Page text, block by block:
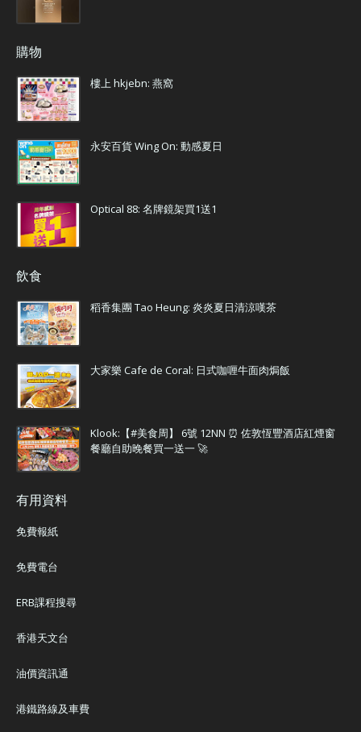
購物
樓上 hkjebn: 燕窩
永安百貨 Wing On: 動感夏日
Optical 88: 名牌鏡架買1送1
飲食
稻香集團 Tao Heung: 炎炎夏日清涼嘆茶
大家樂 Cafe de Coral: 日式咖喱牛面肉焗飯
Klook:【#美食周】 6號 12NN ⏰ 佐敦恆豐酒店紅煙窗
餐廳自助晚餐買一送一 🚀
有用資料
免費報紙
免費電台
ERB課程搜尋
香港天文台
油價資訊通
港鐵路線及車費